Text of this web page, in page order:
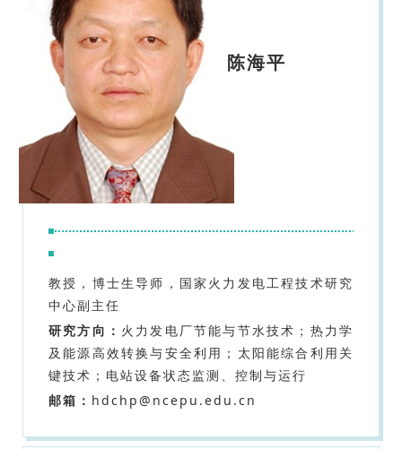
陈海平
教授，博士生导师，国家火力发电工程技术研究
中心副主任
研究方向： 火力发电厂节能与节水技术；热力学
及能源高效转换与安全利用；太阳能综合利用关
键技术；电站设备状态监测、控制与运行
邮箱： hdchp@ncepu.edu.cn